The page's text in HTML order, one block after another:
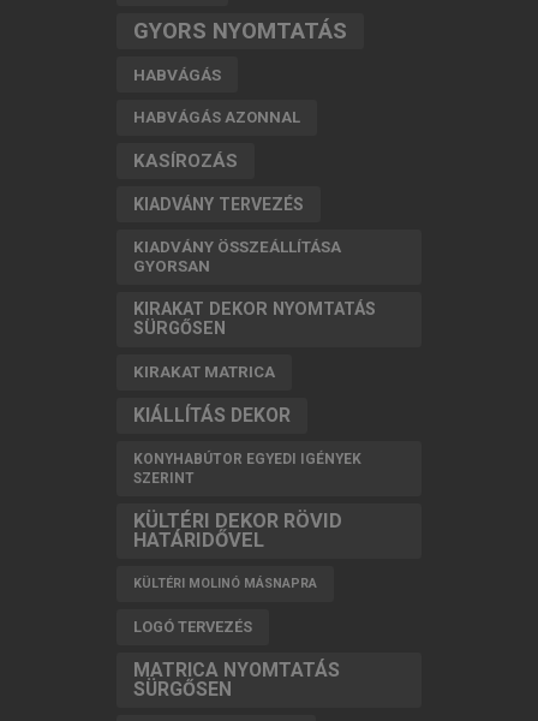
GYORS NYOMTATÁS
HABVÁGÁS
HABVÁGÁS AZONNAL
KASÍROZÁS
KIADVÁNY TERVEZÉS
KIADVÁNY ÖSSZEÁLLÍTÁSA
GYORSAN
KIRAKAT DEKOR NYOMTATÁS
SÜRGŐSEN
KIRAKAT MATRICA
KIÁLLÍTÁS DEKOR
KONYHABÚTOR EGYEDI IGÉNYEK
SZERINT
KÜLTÉRI DEKOR RÖVID
HATÁRIDŐVEL
KÜLTÉRI MOLINÓ MÁSNAPRA
LOGÓ TERVEZÉS
MATRICA NYOMTATÁS
SÜRGŐSEN